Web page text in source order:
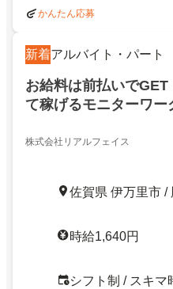
かんたん応募
新着アルバイト・パート
お給料は前払いで
て稼げるモニターワ
市
株式会社リアルフェイス
佐賀県 伊万里市 /
時給1,640円
シフト制 / スキマ